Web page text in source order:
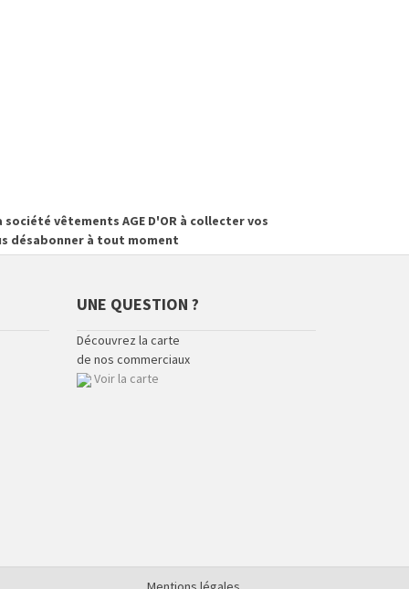
vêtements AGE D'OR à collecter vos
désabonner à tout moment
UNE QUESTION ?
Découvrez la carte
de nos commerciaux
Voir la carte